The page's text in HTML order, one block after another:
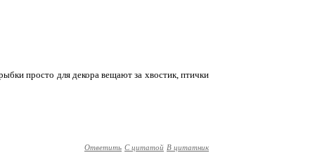
просто для декора вещают за хвостик, птички
Ответить С цитатой В цитатник